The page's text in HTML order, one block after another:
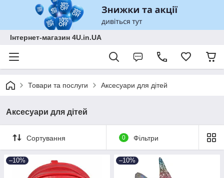
Інтернет-магазин 4U.in.UA
Товари та послуги Аксесуари для дітей
Аксесуари для дітей
Сортування 0 Фільтри
–10% –10%